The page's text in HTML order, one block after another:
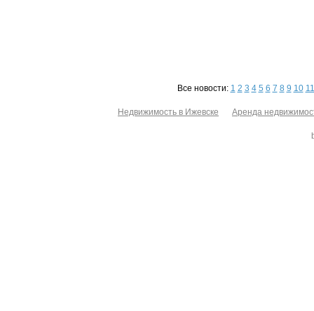
Все новости: 1 2 3 4 5 6 7 8 9 10 11
Недвижимость в Ижевске Аренда